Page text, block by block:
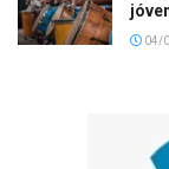
04/